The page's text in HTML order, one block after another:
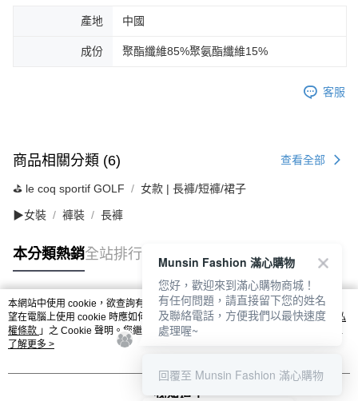
產地 中國
成份 聚酯纖維85%聚氨酯纖維15%
客服
商品相關分類 (6) 查看全部
⛳️ le coq sportif GOLF 女款 | 長褲/短褲/裙子
▶女裝 褲裝 長褲
本分類熱銷全站排行
熱門標籤
本網站中使用 cookie，欲查詢有關本網站使用 cookie 方式之詳情，及若您不希
望在電腦上使用 cookie 時應如何變更電腦的 cookie 設定，請參閱本網站「
隱私
權條款 」之 Cookie 聲明。您繼續使用本網站即表示您同意本公司得按本網站使
用條款之 Cookie 聲明使用 cookie。
了解更多 >
我知道了
Munsin Fashion 滿心購物
您好，歡迎來到滿心購物商城！
有任何問題，請直接留下您的姓名
及聯絡電話，方便我們以最快速度
處理喔~
回覆至 Munsin Fashion 滿心購物